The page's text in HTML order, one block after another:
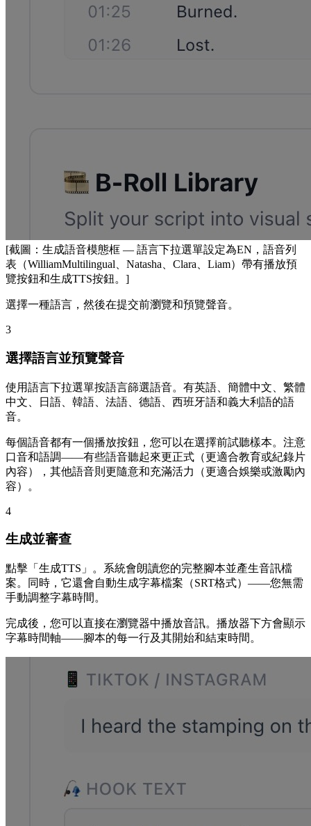
[截圖：生成語音模態框 — 語言下拉選單設定為EN，語音列
表（WilliamMultilingual、Natasha、Clara、Liam）帶有播放預
覽按鈕和生成TTS按鈕。]
選擇一種語言，然後在提交前瀏覽和預覽聲音。
3
選擇語言並預覽聲音
使用語言下拉選單按語言篩選語音。有英語、簡體中文、繁體
中文、日語、韓語、法語、德語、西班牙語和義大利語的語
音。
每個語音都有一個播放按鈕，您可以在選擇前試聽樣本。注意
口音和語調——有些語音聽起來更正式（更適合教育或紀錄片
內容），其他語音則更隨意和充滿活力（更適合娛樂或激勵內
容）。
4
生成並審查
點擊「生成TTS」。系統會朗讀您的完整腳本並產生音訊檔
案。同時，它還會自動生成字幕檔案（SRT格式）——您無需
手動調整字幕時間。
完成後，您可以直接在瀏覽器中播放音訊。播放器下方會顯示
字幕時間軸——腳本的每一行及其開始和結束時間。